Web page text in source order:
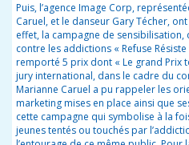
Puis, l’agence Image Corp,
Caruel, et le danseur Gary Técher,
effet, la campagne de sensibilisation,
contre les addictions « Refuse
remporté 5 prix dont « Le grand Prix
jury international, dans le cadre du
Marianne Caruel a pu rappeler les
marketing mises en place ainsi que
cette campagne qui symbolise à la
jeunes tentés ou touchés par